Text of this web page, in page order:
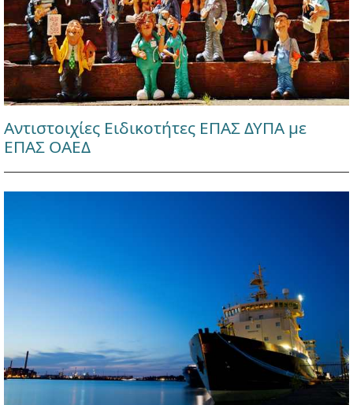
Αντιστοιχίες Ειδικοτήτες ΕΠΑΣ ΔΥΠΑ με
ΕΠΑΣ ΟΑΕΔ